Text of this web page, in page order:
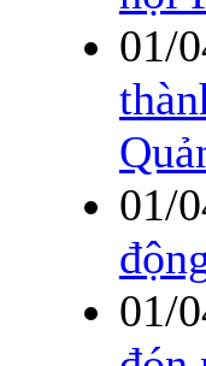
01/
01/
01/